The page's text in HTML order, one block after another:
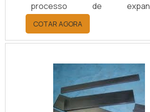
processo de
modernização ou ajuste.
dos mais modernos
de termografia e contando
profissionais oferece a
clientes: Em Instalações
Máquinas; Subestações;
Conexões; Painéis e
COTAR AGORA